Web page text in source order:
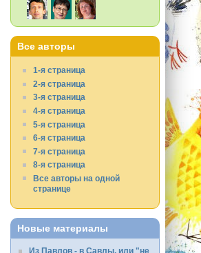
Все авторы
1-я страница
2-я страница
3-я страница
4-я страница
5-я страница
6-я страница
7-я страница
8-я страница
Все авторы на одной
странице
Новые материалы
Из Павлов - в Савлы, или "не